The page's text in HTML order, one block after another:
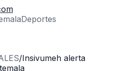
Deportes
/Insivumeh alerta